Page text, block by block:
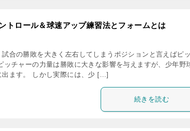
トロール＆球速アップ練習法とフォームとは
合の勝敗を大きく左右してしまうポジションと言えばピ
ッチャーの力量は勝敗に大きな影響を与えますが、少年野
出ます。 しかし実際には、少 […]
続きを読む